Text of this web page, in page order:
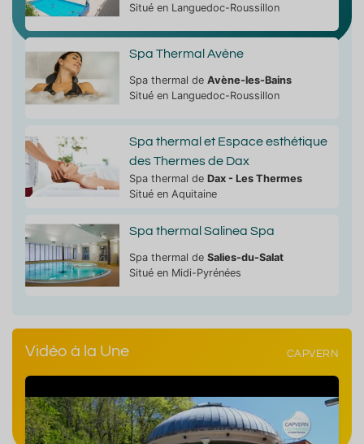
Situé en Languedoc-Roussillon
Spa Thermal Avène
Spa thermal de Avène-les-Bains
Situé en Languedoc-Roussillon
Spa thermal et Espace esthétique
des Thermes de Dax
Spa thermal de Dax - Les Thermes
Situé en Aquitaine
Spa thermal Salinea Spa
Spa thermal de Salies-du-Salat
Situé en Midi-Pyrénées
Vidéo à la Une CAPVERN